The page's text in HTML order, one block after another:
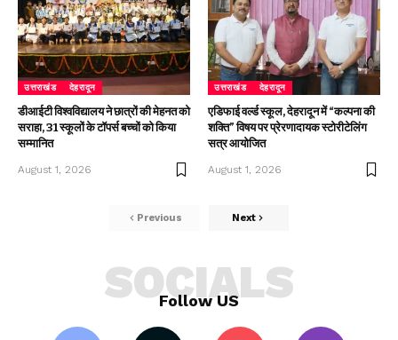
उत्तराखंड देहरादून
डीआईटी विश्वविद्यालय ने छात्रों की मेहनत को
सराहा, 31 स्कूलों के टॉपर्स बच्चों को किया
सम्मानित
August 1, 2026
उत्तराखंड देहरादून
एडिफाई वर्ल्ड स्कूल, देहरादून में “कल्पना की
शक्ति” विषय पर प्रेरणादायक स्टोरीटेलिंग
सत्र आयोजित
August 1, 2026
Previous Next
Follow US
SOCIALS